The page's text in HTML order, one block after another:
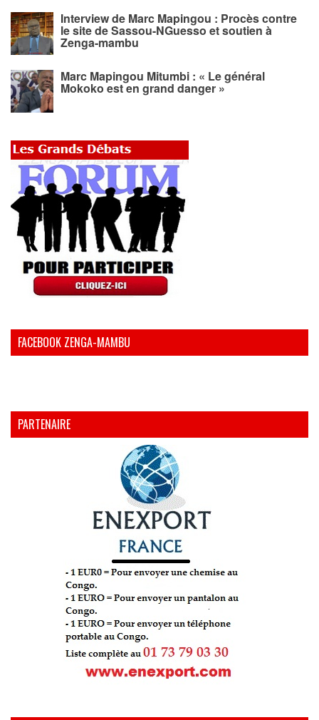
Interview de Marc Mapingou : Procès contre
le site de Sassou-NGuesso et soutien à
Zenga-mambu
Marc Mapingou Mitumbi : « Le général
Mokoko est en grand danger »
FACEBOOK ZENGA-MAMBU
PARTENAIRE